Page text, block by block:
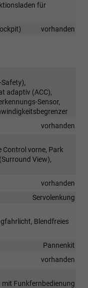
für
vorhanden
adaptiv (ACC),
Sensor,
vorhanden
Control vorne, Park
View),
vorhanden
Servolenkung
Blendfreies
Pannenkit
vorhanden
Funkfernbedienung